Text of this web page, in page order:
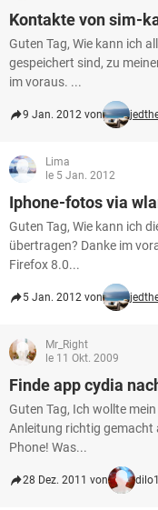
Kontakte von sim-
Guten Tag, Wie kann ich
gespeichert sind, zu
im voraus. ...
9 Jan. 2012 von
Lima
le 5 Jan. 2012
Iphone-fotos via
Guten Tag, Wie kann ich
übertragen? Danke im
Firefox 8.0...
5 Jan. 2012 von
Mr_Right
le 11 Okt. 2009
Finde app cydia
Guten Tag, Ich wollte
Anleitung richtig gemacht
Phone! Was...
28 Dez. 2011 von